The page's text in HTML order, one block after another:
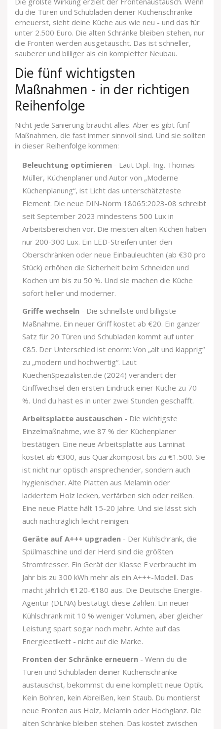
du die Türen und Schubladen deiner Küchenschränke
erneuerst, sieht deine Küche aus wie neu - und das für
unter 2.500 Euro. Die alten Schränke bleiben stehen, nur
die Fronten werden ausgetauscht. Das ist schneller,
sauberer und billiger als ein kompletter Neubau.
Die fünf wichtigsten
Maßnahmen - in der richtigen
Reihenfolge
Nicht jede Sanierung braucht alles. Aber es gibt fünf
Maßnahmen, die fast immer sinnvoll sind. Und sie sollten
in dieser Reihenfolge kommen:
Beleuchtung optimieren - Laut Dipl.-Ing. Thomas
Müller, Küchenplaner und Autor von „Moderne
Küchenplanung“, ist Licht das unterschätzteste
Element. Die neue DIN-Norm 18065:2023-08 schreibt
seit September 2023 mindestens 500 Lux in
Arbeitsbereichen vor. Die meisten alten Küchen haben
nur 200-300 Lux. Ein LED-Streifen unter den
Oberschränken oder neue Einbauleuchten (ab €30 pro
Stück) erhöhen die Sicherheit beim Schneiden und
Kochen um bis zu 50 %. Und sie machen die Küche
sofort heller und moderner.
Griffe wechseln - Die schnellste und billigste
Maßnahme. Ein neuer Griff kostet ab €20. Ein ganzer
Satz für 20 Türen und Schubladen kommt auf unter
€85. Der Unterschied ist enorm: Von „alt und klapprig“
zu „modern und hochwertig“. Laut
KuechenSpezialisten.de (2024) verändert der
Griffwechsel den ersten Eindruck einer Küche zu 70
%. Und du hast es in unter zwei Stunden geschafft.
Arbeitsplatte austauschen - Die wichtigste
Einzelmaßnahme, wie 87 % der Küchenplaner
bestätigen. Eine neue Arbeitsplatte aus Laminat
kostet ab €300, aus Quarzkomposit bis zu €1.500. Sie
ist nicht nur optisch ansprechender, sondern auch
hygienischer. Alte Platten aus Melamin oder
lackiertem Holz lecken, verfärben sich oder reißen.
Eine neue Platte hält 15-20 Jahre. Und sie lässt sich
auch nachträglich leicht reinigen.
Geräte auf A+++ upgraden - Der Kühlschrank, die
Spülmaschine und der Herd sind die größten
Stromfresser. Ein Gerät der Klasse F verbraucht im
Jahr bis zu 300 kWh mehr als ein A+++-Modell. Das
macht jährlich €120-€180 aus. Die Deutsche Energie-
Agentur (DENA) bestätigt diese Zahlen. Ein neuer
Kühlschrank mit 10 % weniger Volumen, aber gleicher
Leistung spart sogar noch mehr. Achte auf das
Energieetikett - nicht auf die Marke.
Fronten der Schränke erneuern - Wenn du die
Türen und Schubladen deiner Küchenschränke
austauschst, bekommst du eine komplett neue Optik.
Kein Bohren, kein Abreißen, kein Staub. Du montierst
neue Fronten aus Holz, Melamin oder Hochglanz. Die
alten Schränke bleiben stehen. Das kostet zwischen